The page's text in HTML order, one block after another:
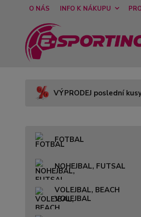
O NÁS INFO K NÁKUPU
VÝPRODEJ poslední
FOTBAL
NOHEJBAL, FUTSAL
VOLEJBAL, BEACH
VOLEJBAL